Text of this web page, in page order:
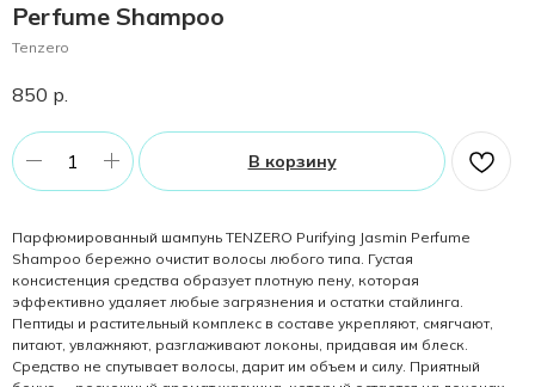
Perfume Shampoo
Tenzero
850 р.
В корзину
Парфюмированный шампунь TENZERO Purifying Jasmin Perfume
Shampoo бережно очистит волосы любого типа. Густая
консистенция средства образует плотную пену, которая
эффективно удаляет любые загрязнения и остатки стайлинга.
Пептиды и растительный комплекс в составе укрепляют, смягчают,
питают, увлажняют, разглаживают локоны, придавая им блеск.
Средство не спутывает волосы, дарит им объем и силу. Приятный